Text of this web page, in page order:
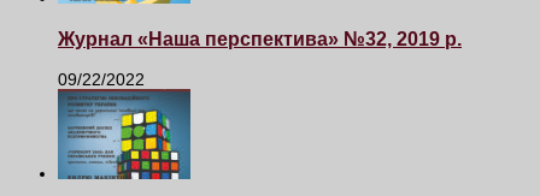
Журнал «Наша перспектива» №32, 2019 р.
09/22/2022